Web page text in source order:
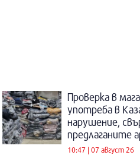
Проверка в
употреба в
нарушение,
предлаганите
10:47 | 07 август 26